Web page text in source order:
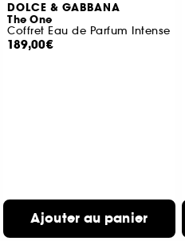
DOLCE & GABBANA
The One
Coffret Eau de Parfum Intense
189,00€
Ajouter au panier